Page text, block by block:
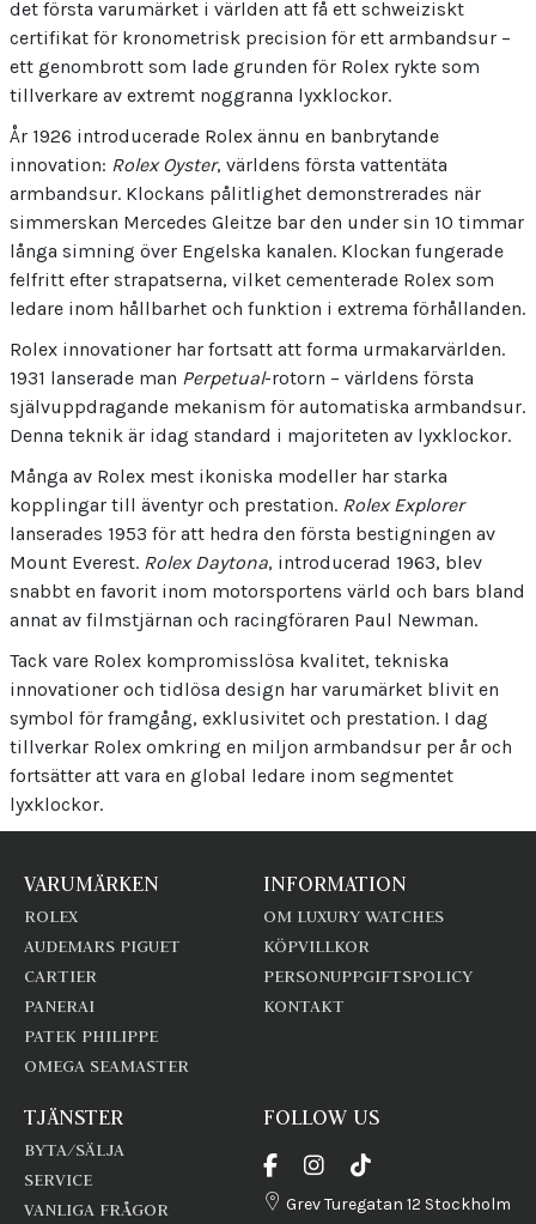
det första varumärket i världen att få ett schweiziskt
certifikat för kronometrisk precision för ett armbandsur –
ett genombrott som lade grunden för Rolex rykte som
tillverkare av extremt noggranna lyxklockor.
År 1926 introducerade Rolex ännu en banbrytande
innovation: Rolex Oyster, världens första vattentäta
armbandsur. Klockans pålitlighet demonstrerades när
simmerskan Mercedes Gleitze bar den under sin 10 timmar
långa simning över Engelska kanalen. Klockan fungerade
felfritt efter strapatserna, vilket cementerade Rolex som
ledare inom hållbarhet och funktion i extrema förhållanden.
Rolex innovationer har fortsatt att forma urmakarvärlden.
1931 lanserade man Perpetual-rotorn – världens första
självuppdragande mekanism för automatiska armbandsur.
Denna teknik är idag standard i majoriteten av lyxklockor.
Många av Rolex mest ikoniska modeller har starka
kopplingar till äventyr och prestation. Rolex Explorer
lanserades 1953 för att hedra den första bestigningen av
Mount Everest. Rolex Daytona, introducerad 1963, blev
snabbt en favorit inom motorsportens värld och bars bland
annat av filmstjärnan och racingföraren Paul Newman.
Tack vare Rolex kompromisslösa kvalitet, tekniska
innovationer och tidlösa design har varumärket blivit en
symbol för framgång, exklusivitet och prestation. I dag
tillverkar Rolex omkring en miljon armbandsur per år och
fortsätter att vara en global ledare inom segmentet
lyxklockor.
VARUMÄRKEN
ROLEX
AUDEMARS PIGUET
CARTIER
PANERAI
PATEK PHILIPPE
OMEGA SEAMASTER
INFORMATION
OM LUXURY WATCHES
KÖPVILLKOR
PERSONUPPGIFTSPOLICY
KONTAKT
TJÄNSTER
BYTA/SÄLJA
SERVICE
VANLIGA FRÅGOR
FOLLOW US
Grev Turegatan 12 Stockholm